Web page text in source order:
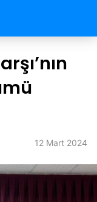
12 Mart 2024